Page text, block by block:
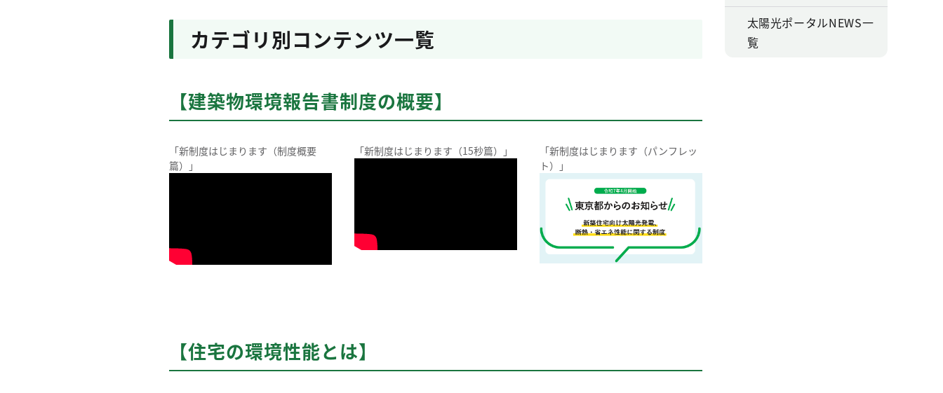
カテゴリ別コンテンツ一覧
【建築物環境報告書制度の概要】
「新制度はじまります（制度概要
篇）」
「新制度はじまります（15秒篇）」
「新制度はじまります（パンフレッ
ト）」
【住宅の環境性能とは】
太陽光ポータルNEWS一
覧